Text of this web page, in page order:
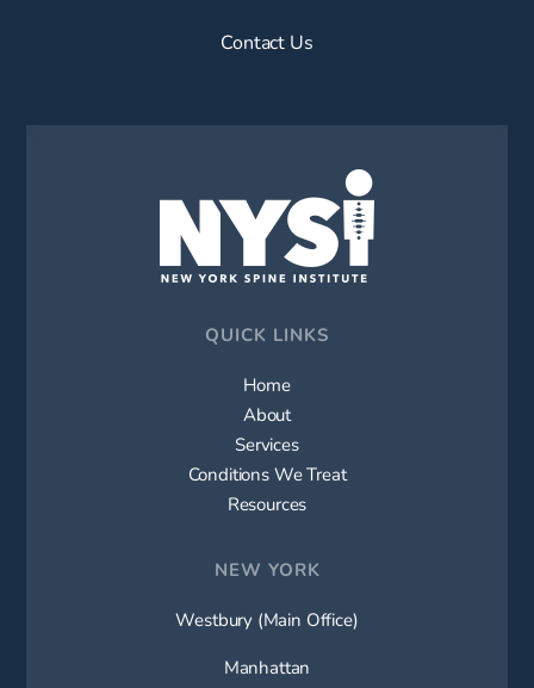
Contact Us
QUICK LINKS
Home
About
Services
Conditions We Treat
Resources
NEW YORK
Westbury (Main Office)
Manhattan